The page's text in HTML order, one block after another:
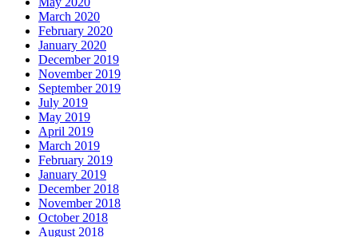
March 2020
February 2020
January 2020
December 2019
November 2019
September 2019
July 2019
May 2019
April 2019
March 2019
February 2019
January 2019
December 2018
November 2018
October 2018
August 2018